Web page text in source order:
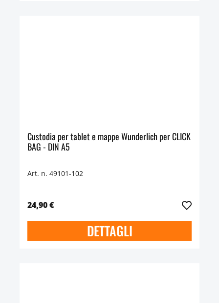
Custodia per tablet e mappe Wunderlich per CLICK
BAG - DIN A5
Art. n. 49101-102
24,90 €
DETTAGLI